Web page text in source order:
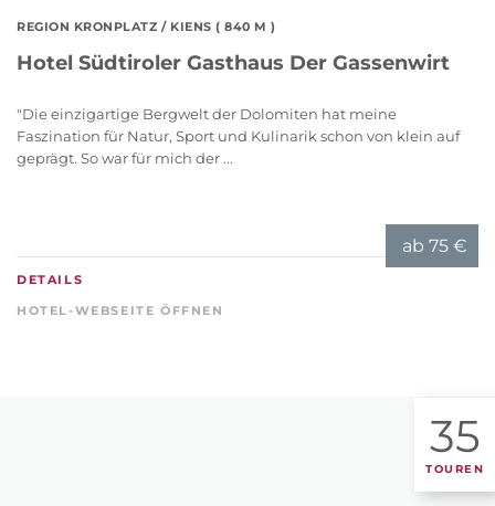
REGION KRONPLATZ / KIENS ( 840 M )
Hotel Südtiroler Gasthaus Der Gassenwirt
"Die einzigartige Bergwelt der Dolomiten hat meine
Faszination für Natur, Sport und Kulinarik schon von klein auf
geprägt. So war für mich der ...
ab 75 €
DETAILS
HOTEL-WEBSEITE ÖFFNEN
35
TOUREN